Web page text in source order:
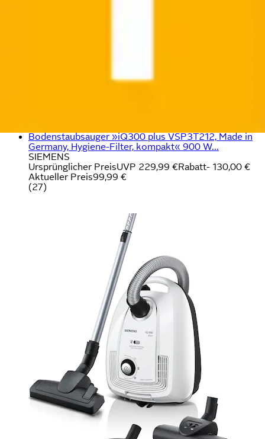
Bodenstaubsauger »iQ300 plus VSP3T212, Made in
Germany, Hygiene-Filter, kompakt« 900 W...
SIEMENS
Ursprünglicher PreisUVP 229,99 €Rabatt- 130,00 €
Aktueller Preis99,99 €
(27)